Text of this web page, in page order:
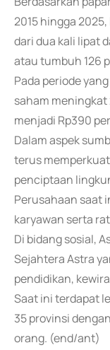
2015 hingga
dari dua kali lipat
atau tumbuh 126
Pada periode
saham meningkat
menjadi Rp390
Dalam aspek
terus
penciptaan
Perusahaan saat
karyawan serta
Di bidang sosial,
Sejahtera Astra
pendidikan,
Saat ini terdapat
35 provinsi
orang. (end/ant)